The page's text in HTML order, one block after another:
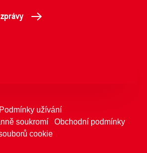
Podmínky užívání
soukromí
Obchodní podmínky
cookie